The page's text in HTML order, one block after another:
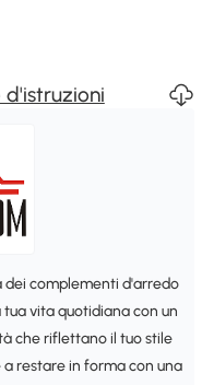
d'istruzioni
dei complementi d'arredo
vita quotidiana con un
che riflettano il tuo stile
restare in forma con una